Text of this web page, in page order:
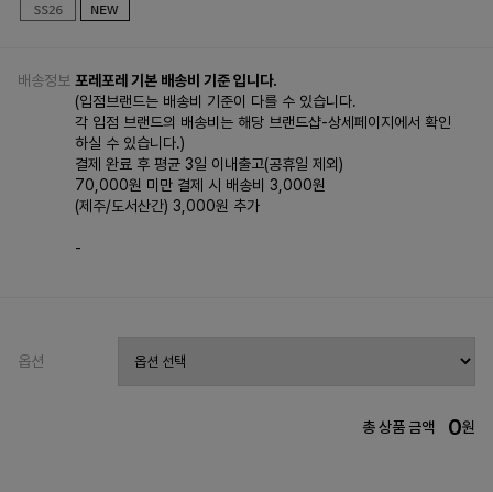
배송정보 포레포레 기본 배송비 기준 입니다.
(입점브랜드는 배송비 기준이 다를 수 있습니다.
각 입점 브랜드의 배송비는 해당 브랜드샵-상세페이지에서 확인
하실 수 있습니다.)
결제 완료 후 평균 3일 이내출고(공휴일 제외)
70,000원 미만 결제 시 배송비 3,000원
(제주/도서산간) 3,000원 추가
-
옵션
총 상품 금액 0원